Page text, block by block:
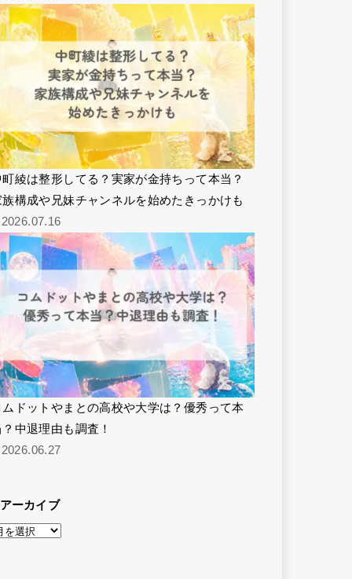
町綾は整形してる？実家が金持ちって本当？
族構成や兄妹チャンネルを始めたきっかけも
2026.07.16
ムドットやまとの高校や大学は？優秀って本
？中退理由も調査！
2026.06.27
アーカイブ